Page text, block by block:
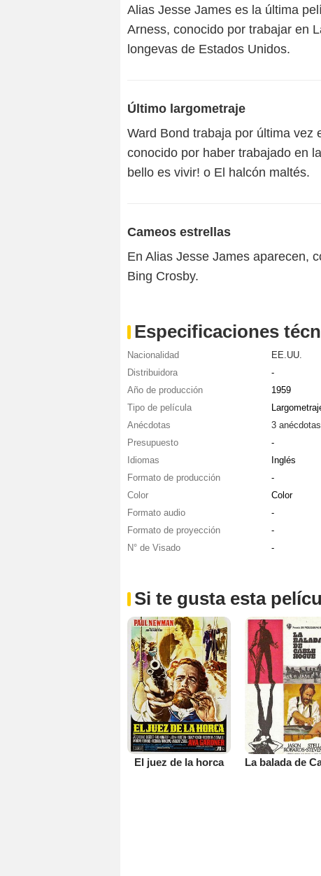
Alias Jesse James es la última
Arness, conocido por trabajar en
longevas de Estados Unidos.
Último largometraje
Ward Bond trabaja por última vez
conocido por haber trabajado en
bello es vivir! o El halcón maltés.
Cameos estrellas
En Alias Jesse James aparecen,
Bing Crosby.
Especificaciones
Nacionalidad
EE.UU.
Distribuidora
-
Año de producción
1959
Tipo de película
Anécdotas
3 anécdotas
Presupuesto
-
Idiomas
Inglés
Formato de producción
-
Color
Color
Formato audio
-
Formato de proyección
-
N° de Visado
-
Si te gusta esta
El juez de la horca